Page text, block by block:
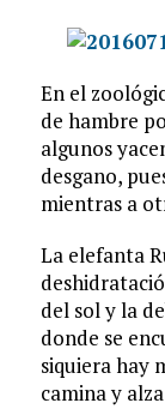
En el
de hambre
algunos
desgano,
mientras a
La elefanta
del sol y la
donde se
siquiera hay
camina y